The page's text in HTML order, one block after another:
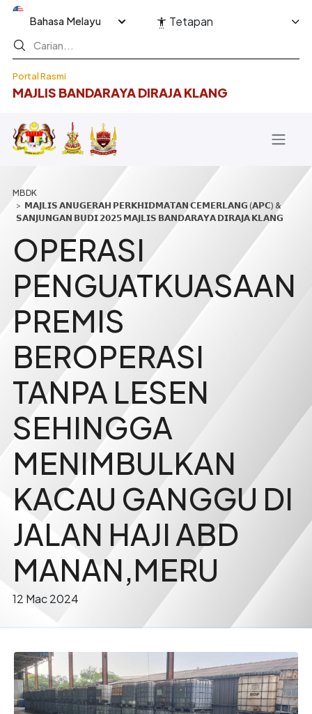
Langkau ke kandungan utama
Portal Rasmi
MAJLIS BANDARAYA DIRAJA KLANG
Select your language Tetapan
Breadcrumb
𝗠𝗔𝗝𝗟𝗜𝗦 𝗔𝗡𝗨𝗚𝗘𝗥𝗔𝗛 𝗣𝗘𝗥𝗞𝗛𝗜𝗗𝗠𝗔𝗧𝗔𝗡 𝗖𝗘𝗠𝗘𝗥𝗟𝗔𝗡𝗚 (𝗔𝗣𝗖) &
𝗦𝗔𝗡𝗝𝗨𝗡𝗚𝗔𝗡 𝗕𝗨𝗗𝗜 𝟮𝟬𝟮𝟱 𝗠𝗔𝗝𝗟𝗜𝗦 𝗕𝗔𝗡𝗗𝗔𝗥𝗔𝗬𝗔 𝗗𝗜𝗥𝗔𝗝𝗔 𝗞𝗟𝗔𝗡𝗚
OPERASI
PENGUATKUASAAN
PREMIS
BEROPERASI
TANPA LESEN
SEHINGGA
MENIMBULKAN
KACAU GANGGU DI
JALAN HAJI ABD
MANAN,MERU
12 Mac 2024